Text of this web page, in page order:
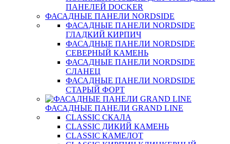
ПАНЕЛЕЙ DOCKER
ФАСАДНЫЕ ПАНЕЛИ NORDSIDE
ФАСАДНЫЕ ПАНЕЛИ NORDSIDE
ГЛАДКИЙ КИРПИЧ
ФАСАДНЫЕ ПАНЕЛИ NORDSIDE
СЕВЕРНЫЙ КАМЕНЬ
ФАСАДНЫЕ ПАНЕЛИ NORDSIDE
СЛАНЕЦ
ФАСАДНЫЕ ПАНЕЛИ NORDSIDE
СТАРЫЙ ФОРТ
ФАСАДНЫЕ ПАНЕЛИ GRAND LINE
CLASSIC СКАЛА
CLASSIC ДИКИЙ КАМЕНЬ
CLASSIC КАМЕЛОТ